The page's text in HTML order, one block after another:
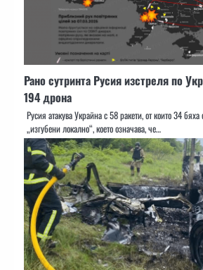
Рано сутринта Русия изстреля по
194 дрона
Русия атакува Украйна с 58 ракети, от които 34
„изгубени локално“, което означава, че…